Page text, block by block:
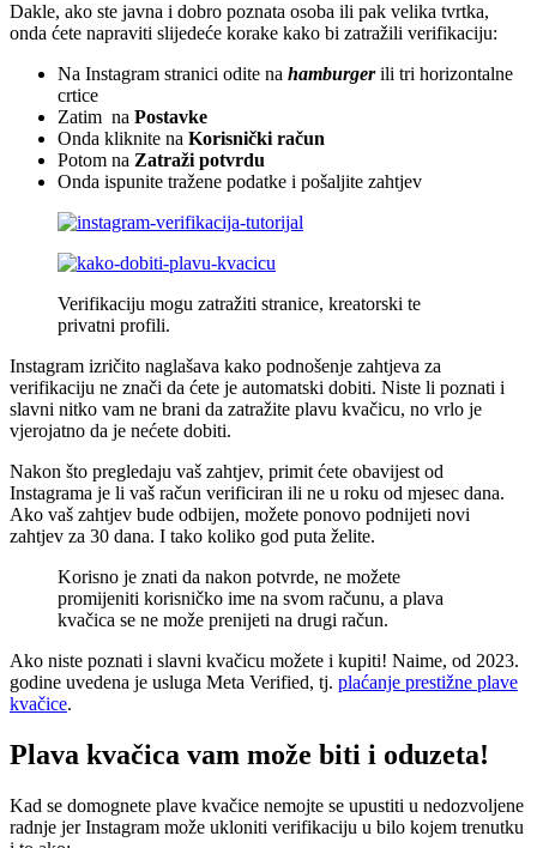
Dakle, ako ste javna i dobro poznata osoba ili pak velika tvrtka,
onda ćete napraviti slijedeće korake kako bi zatražili verifikaciju:
Na Instagram stranici odite na hamburgerili tri horizontalne
crtice
Zatim na Postavke
Onda kliknite na Korisnički račun
Potom na Zatraži potvrdu
Onda ispunite tražene podatke i pošaljite zahtjev
Verifikaciju mogu zatražiti stranice, kreatorski te
privatni profili.
Instagram izričito naglašava kako podnošenje zahtjeva za
verifikaciju ne znači da ćete je automatski dobiti. Niste li poznati i
slavni nitko vam ne brani da zatražite plavu kvačicu, no vrlo je
vjerojatno da je nećete dobiti.
Nakon što pregledaju vaš zahtjev, primit ćete obavijest od
Instagrama je li vaš račun verificiran ili ne u roku od mjesec dana.
Ako vaš zahtjev bude odbijen, možete ponovo podnijeti novi
zahtjev za 30 dana. I tako koliko god puta želite.
Korisno je znati da nakon potvrde, ne možete
promijeniti korisničko ime na svom računu, a plava
kvačica se ne može prenijeti na drugi račun.
Ako niste poznati i slavni kvačicu možete i kupiti! Naime, od 2023.
godine uvedena je usluga Meta Verified, tj. plaćanje prestižne plave
kvačice.
Plava kvačica vam može biti i oduzeta!
Kad se domognete plave kvačice nemojte se upustiti u nedozvoljene
radnje jer Instagram može ukloniti verifikaciju u bilo kojem trenutku